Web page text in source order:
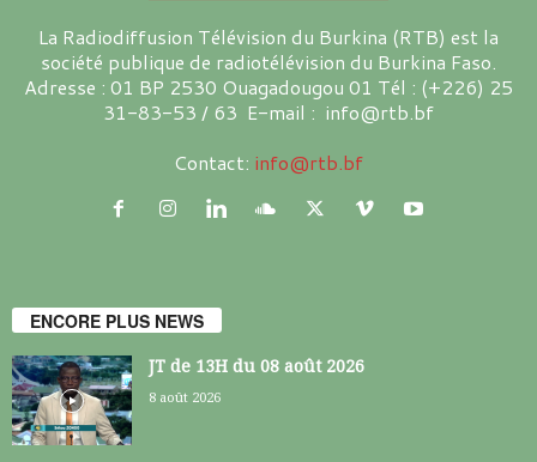
La Radiodiffusion Télévision du Burkina (RTB) est la
société publique de radiotélévision du Burkina Faso.
Adresse : 01 BP 2530 Ouagadougou 01 Tél : (+226) 25
31-83-53 / 63 E-mail : info@rtb.bf
Contact: info@rtb.bf
ENCORE PLUS NEWS
JT de 13H du 08 août 2026
8 août 2026